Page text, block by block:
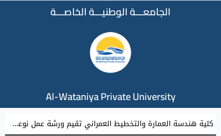
الجامعـــة الوطنيـــة الخاصـــة
Al-Wataniya Private University
كلية هندسة العمارة والتخطيط العمراني تقيم ورشة عمل نوعية نحو إعداد مشاريع تخرج معمارية مميزة